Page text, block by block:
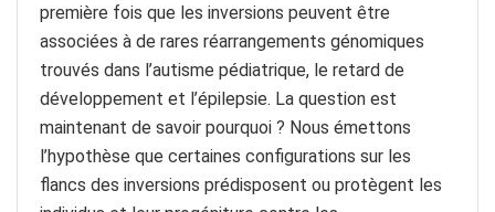
première fois que les inversions peuvent être
associées à de rares réarrangements génomiques
trouvés dans l’autisme pédiatrique, le retard de
développement et l’épilepsie. La question est
maintenant de savoir pourquoi ? Nous émettons
l’hypothèse que certaines configurations sur les
flancs des inversions prédisposent ou protègent les